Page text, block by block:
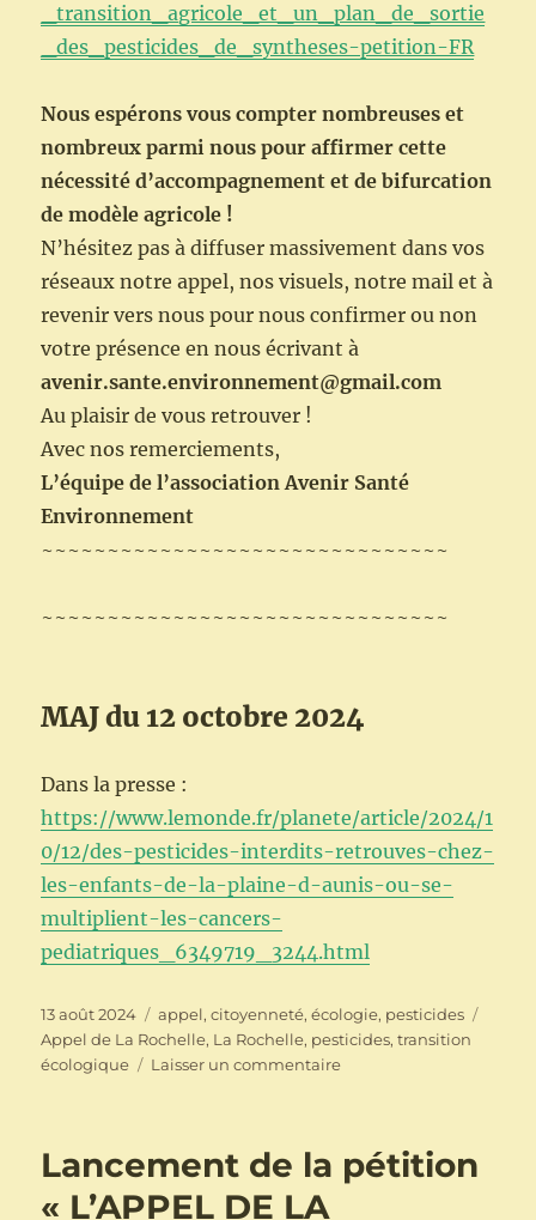
_transition_agricole_et_un_plan_de_sortie
_des_pesticides_de_syntheses-petition-FR
Nous espérons vous compter nombreuses et
nombreux parmi nous pour affirmer cette
nécessité d’accompagnement et de bifurcation
de modèle agricole !
N’hésitez pas à diffuser massivement dans vos
réseaux notre appel, nos visuels, notre mail et à
revenir vers nous pour nous confirmer ou non
votre présence en nous écrivant à
avenir.sante.environnement@gmail.com
Au plaisir de vous retrouver !
Avec nos remerciements,
L’équipe de l’association Avenir Santé
Environnement
~~~~~~~~~~~~~~~~~~~~~~~~~~~~~~~
~~~~~~~~~~~~~~~~~~~~~~~~~~~~~~~
MAJ du 12 octobre 2024
Dans la presse :
https://www.lemonde.fr/planete/article/2024/1
0/12/des-pesticides-interdits-retrouves-chez-
les-enfants-de-la-plaine-d-aunis-ou-se-
multiplient-les-cancers-
pediatriques_6349719_3244.html
Publié
le
13 août 2024 Catégories
appel,citoyenneté,écologie, pesticides
Appel de La Rochelle, La Rochelle, pesticides,transition
écologique
Laisser un commentairesur
Appel
de
Lancement de la pétition
« L’APPEL DE LA